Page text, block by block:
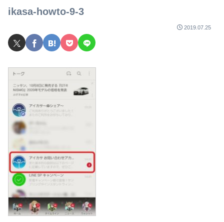
ikasa-howto-9-3
2019.07.25